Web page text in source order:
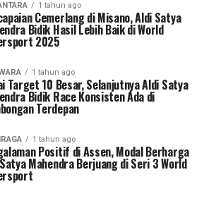
1 tahun ago
Cemerlang di Misano, Aldi Satya
Bidik Hasil Lebih Baik di World
2025
1 tahun ago
Target 10 Besar, Selanjutnya Aldi Satya
Bidik Race Konsisten Ada di
Terdepan
1 tahun ago
Positif di Assen, Modal Berharga
Mahendra Berjuang di Seri 3 World